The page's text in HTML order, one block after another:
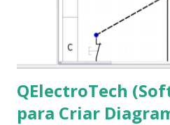
ocorra algum erro ou precisa
apt-get install --reinstall ttf-
QElectroTech
para Criar